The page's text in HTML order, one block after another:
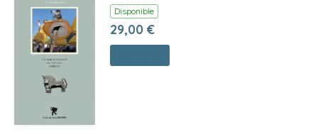
Disponible
29,00 €